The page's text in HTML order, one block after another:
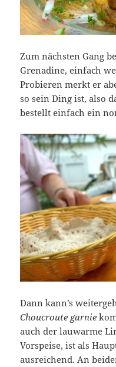
Zum nächsten Gang
Grenadine, einfach
Probieren merkt er
so sein Ding ist, also
bestellt einfach ein
Dann kann’s
Choucroute garnie
auch der lauwarme
Vorspeise, ist als
ausreichend. An